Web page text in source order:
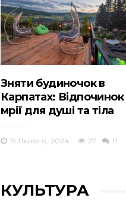
Зняти будиночок в
Карпатах: Відпочинок
мрії для душі та тіла
19 Лютого, 2024 27 0
КУЛЬТУРА